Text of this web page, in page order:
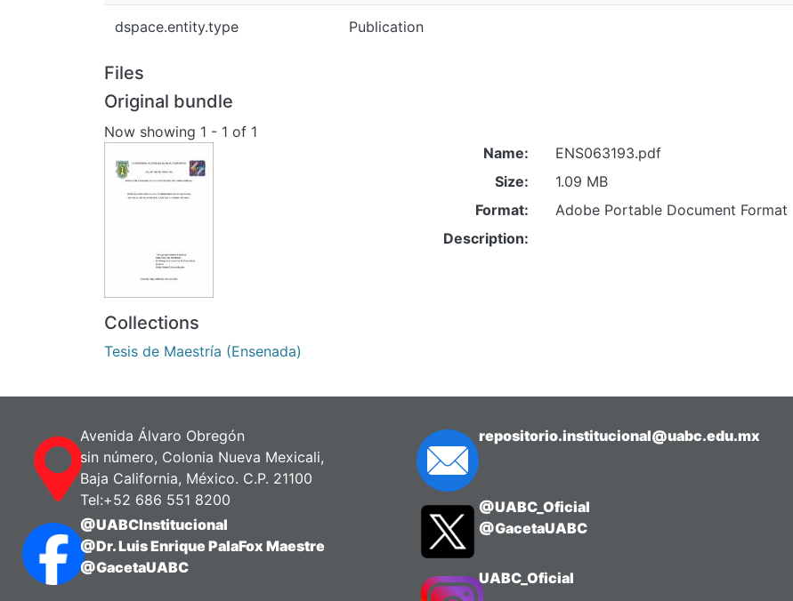
dspace.entity.type Publication
Files
Original bundle
Now showing 1 - 1 of 1
Name:
ENS063193.pdf
Size:
1.09 MB
Format:
Adobe Portable Document Format
Description:
Collections
Tesis de Maestría (Ensenada)
Avenida Álvaro Obregón
sin número, Colonia Nueva Mexicali,
Baja California, México. C.P. 21100
Tel:+52 686 551 8200
@UABCInstitucional
@Dr. Luis Enrique PalaFox Maestre
@GacetaUABC
repositorio.institucional@uabc.edu.mx
@UABC_Oficial
@GacetaUABC
UABC_Oficial